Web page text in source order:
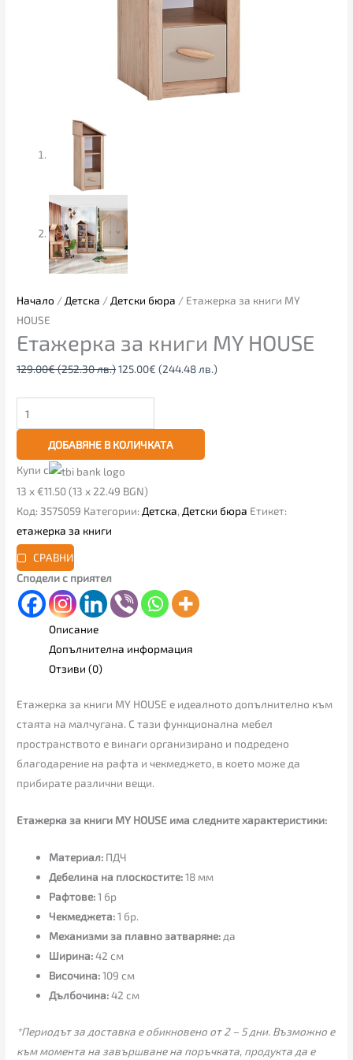
Начало / Детска / Детски бюра / Етажерка за книги MY
HOUSE
Етажерка за книги MY HOUSE
129.00€(252.30 лв.)125.00€ (244.48 лв.)
ДОБАВЯНЕ В КОЛИЧКАТА
Купи с
13 x €11.50 (13 x 22.49 BGN)
Код: 3575059 Категории: Детска, Детски бюра Етикет:
етажерка за книги
СРАВНИ
Сподели с приятел
Описание
Допълнителна информация
Отзиви (0)
Етажерка за книги MY HOUSE е идеалното допълнително към
стаята на малчугана. С тази функционална мебел
пространството е винаги организирано и подредено
благодарение на рафта и чекмеджето, в което може да
прибирате различни вещи.
Етажерка за книги MY HOUSE има следните характеристики:
Материал: ПДЧ
Дебелина на плоскостите:18 мм
Рафтове:1 бр
Чекмеджета:1 бр.
Механизми за плавно затваряне: да
Ширина:42 см
Височина:109 см
Дълбочина:42 см
*Периодът за доставка е обикновено от 2 – 5 дни. Възможно е
към момента на завършване на поръчката, продукта да е